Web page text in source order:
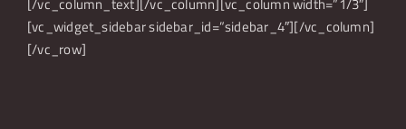
[vc_widget_sidebar sidebar_id=”sidebar_4″][/vc_column]
[/vc_row]